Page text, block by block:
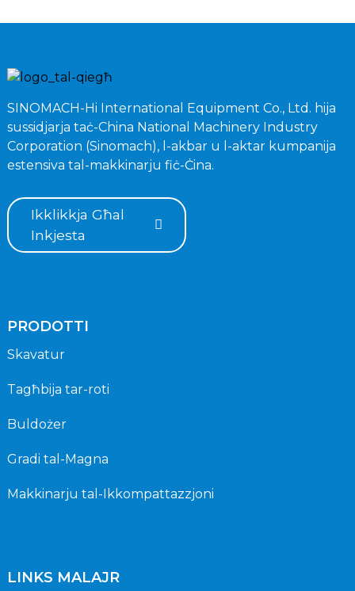
SINOMACH-Hi International Equipment Co., Ltd. hija
sussidjarja taċ-China National Machinery Industry
Corporation (Sinomach), l-akbar u l-aktar kumpanija
estensiva tal-makkinarju fiċ-Ċina.
Ikklikkja Għal
Inkjesta
PRODOTTI
Skavatur
Tagħbija tar-roti
Buldożer
Gradi tal-Magna
Makkinarju tal-Ikkompattazzjoni
LINKS MALAJR